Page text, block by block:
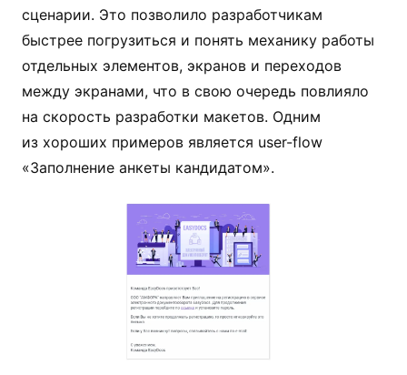
сценарии. Это позволило разработчикам
быстрее погрузиться и понять механику работы
отдельных элементов, экранов и переходов
между экранами, что в свою очередь повлияло
на скорость разработки макетов. Одним
из хороших примеров является user-flow
«Заполнение анкеты кандидатом».